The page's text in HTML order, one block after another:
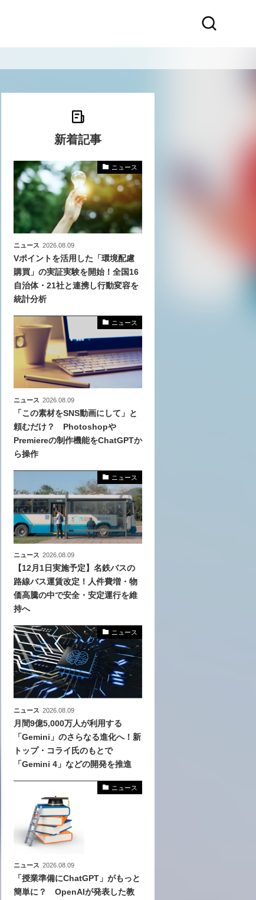
新着記事
ニュース
ニュース 2026.08.09
Vポイントを活用した「環境配慮
購買」の実証実験を開始！全国16
自治体・21社と連携し行動変容を
統計分析
ニュース
ニュース 2026.08.09
「この素材をSNS動画にして」と
頼むだけ？ Photoshopや
Premiereの制作機能をChatGPTか
ら操作
ニュース
ニュース 2026.08.09
【12月1日実施予定】名鉄バスの
路線バス運賃改定！人件費増・物
価高騰の中で安全・安定運行を維
持へ
ニュース
ニュース 2026.08.09
月間9億5,000万人が利用する
「Gemini」のさらなる進化へ！新
トップ・コライ氏のもとで
「Gemini 4」などの開発を推進
ニュース
ニュース 2026.08.09
「授業準備にChatGPT」がもっと
簡単に？ OpenAIが発表した教